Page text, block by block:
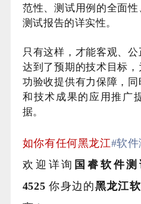
范性、测试用例的全面
测试报告的详实性。
只有这样，才能客观、
达到了预期的技术目标
功验收提供有力保障，
和技术成果的应用推广
据。
如你有任何黑龙江#软
欢迎详询 国睿软件测
4525 你身边的黑龙江